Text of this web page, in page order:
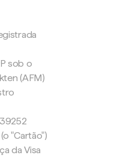
sob o
(AFM)
"Cartão")
da Visa